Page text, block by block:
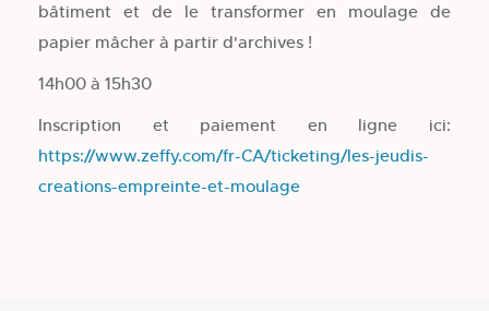
bâtiment et de le transformer en moulage de
papier mâcher à partir d'archives !
14h00 à 15h30
Inscription et paiement en ligne ici:
https://www.zeffy.com/fr-CA/ticketing/les-jeudis-
creations-empreinte-et-moulage